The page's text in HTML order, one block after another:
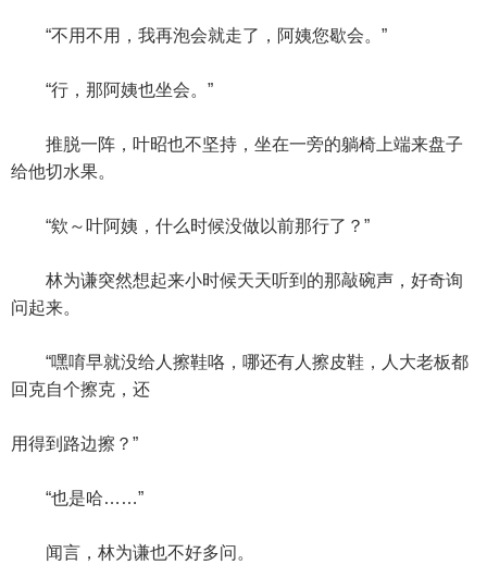
“不用不用，我再泡会就走了，阿姨您歇会。”
“行，那阿姨也坐会。”
推脱一阵，叶昭也不坚持，坐在一旁的躺椅上端来盘子
给他切水果。
“欸～叶阿姨，什么时候没做以前那行了？”
林为谦突然想起来小时候天天听到的那敲碗声，好奇询
问起来。
“嘿唷早就没给人擦鞋咯，哪还有人擦皮鞋，人大老板都
回克自个擦克，还
用得到路边擦？”
“也是哈……”
闻言，林为谦也不好多问。